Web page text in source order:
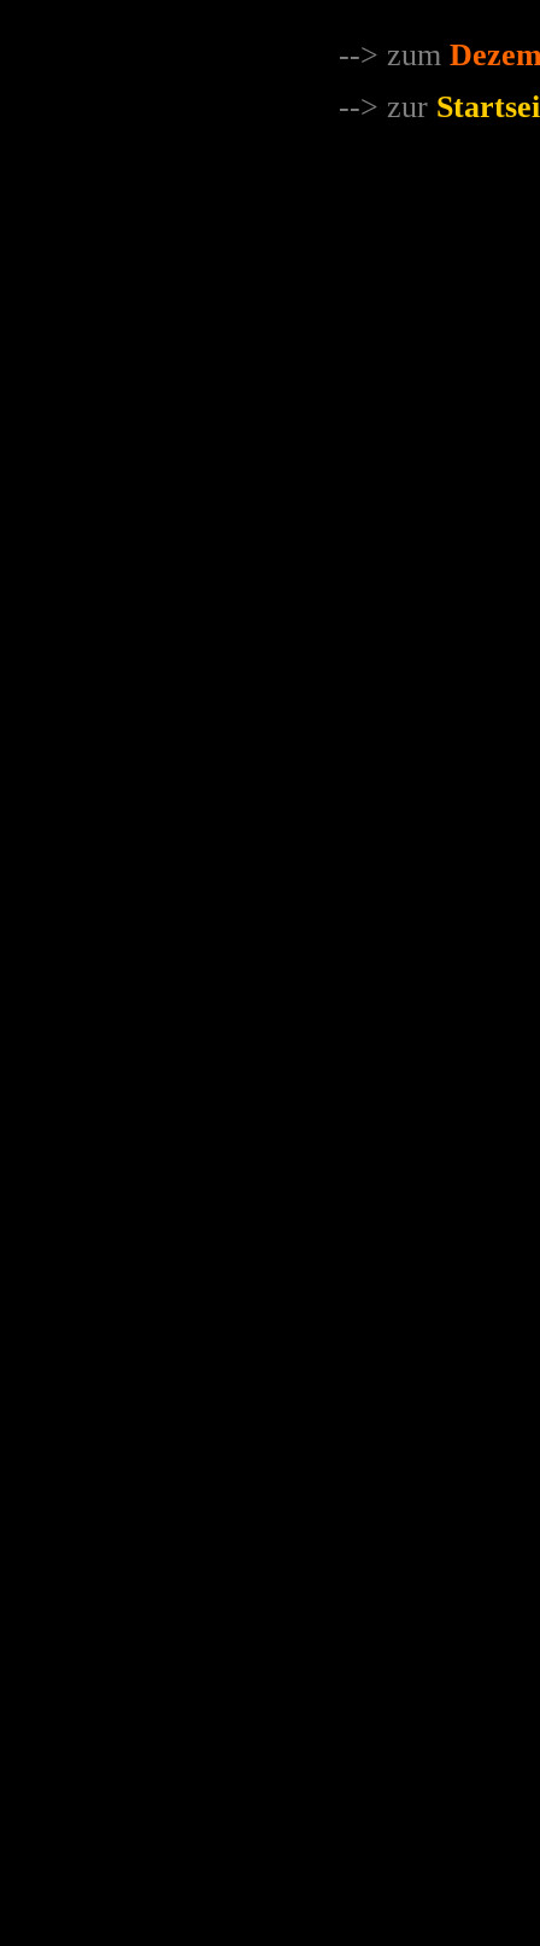
--> zum
--> zur